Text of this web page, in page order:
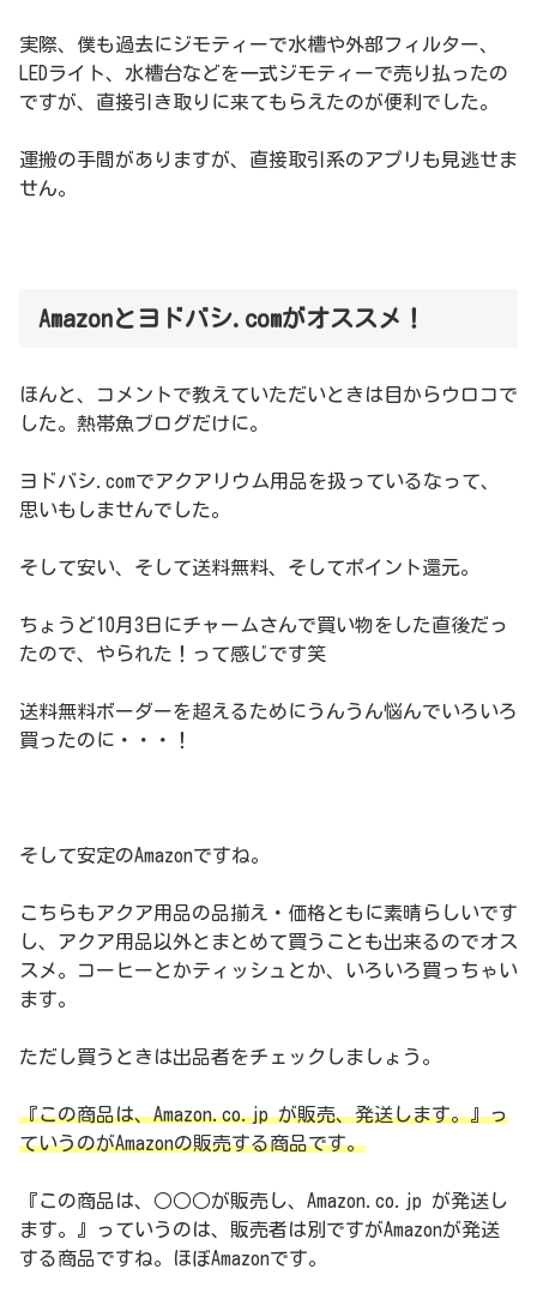
実際、僕も過去にジモティーで水槽や外部フィルター、
LEDライト、水槽台などを一式ジモティーで売り払ったの
ですが、直接引き取りに来てもらえたのが便利でした。
運搬の手間がありますが、直接取引系のアプリも見逃せま
せん。
Amazonとヨドバシ.comがオススメ！
ほんと、コメントで教えていただいときは目からウロコで
した。熱帯魚ブログだけに。
ヨドバシ.comでアクアリウム用品を扱っているなって、
思いもしませんでした。
そして安い、そして送料無料、そしてポイント還元。
ちょうど10月3日にチャームさんで買い物をした直後だっ
たので、やられた！って感じです笑
送料無料ボーダーを超えるためにうんうん悩んでいろいろ
買ったのに・・・！
そして安定のAmazonですね。
こちらもアクア用品の品揃え・価格ともに素晴らしいです
し、アクア用品以外とまとめて買うことも出来るのでオス
スメ。コーヒーとかティッシュとか、いろいろ買っちゃい
ます。
ただし買うときは出品者をチェックしましょう。
『この商品は、Amazon.co.jp が販売、発送します。』っ
ていうのがAmazonの販売する商品です。
『この商品は、○○○が販売し、Amazon.co.jp が発送し
ます。』っていうのは、販売者は別ですがAmazonが発送
する商品ですね。ほぼAmazonです。